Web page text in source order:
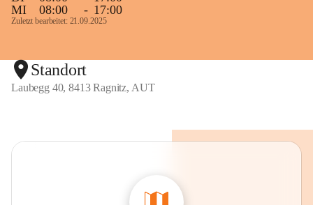
MI
08:00 - 17:00
Zuletzt bearbeitet: 21.09.2025
Standort
Laubegg 40, 8413 Ragnitz, AUT